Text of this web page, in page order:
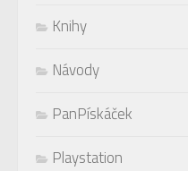
Knihy
Návody
PanPískáček
Playstation